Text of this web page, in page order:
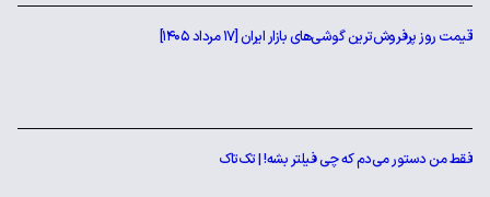
قیمت روز پرفروش‌ترین گوشی‌های بازار ایران [17 مرداد 1405]
فقط من دستور می‌دم که چی فیلتر بشه! | تک‌تاک